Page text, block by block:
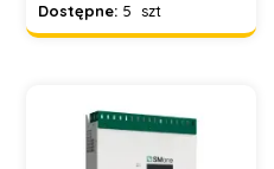
Dostępne: 5 szt